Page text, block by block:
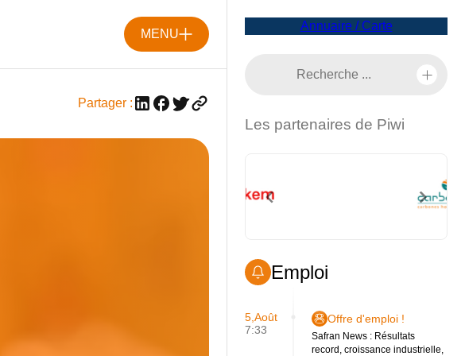
MENU
Partager :
Annuaire / Carte
Les partenaires de Piwi
Emploi
5,Août
7:33
Offre d'emploi !
Safran News : Résultats
record, croissance industrielle,